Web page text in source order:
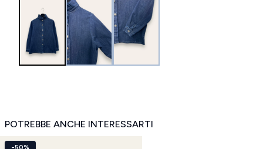
POTREBBE ANCHE INTERESSARTI
-50%